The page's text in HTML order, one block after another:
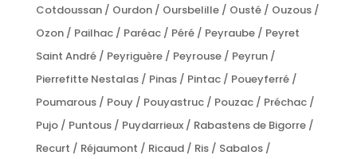
Cotdoussan / Ourdon / Oursbelille / Ousté / Ouzous /
Ozon / Pailhac / Paréac / Péré / Peyraube / Peyret
Saint André / Peyriguère / Peyrouse / Peyrun /
Pierrefitte Nestalas / Pinas / Pintac / Poueyferré /
Poumarous / Pouy / Pouyastruc / Pouzac / Préchac /
Pujo / Puntous / Puydarrieux / Rabastens de Bigorre /
Recurt / Réjaumont / Ricaud / Ris / Sabalos /